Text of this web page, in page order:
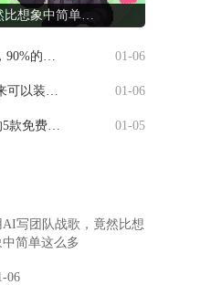
用AI写团队战歌，竟然比想象中简单这么多
三脚架云台竟然要这样拆，90%的摄影新手都做错了 01-06
AI工具服务器总崩溃？原来可以装进自己电脑里 01-06
让你的Windows效率翻倍的5款免费神器 01-05
AI写团队战歌，竟然比想
中简单这么多
06